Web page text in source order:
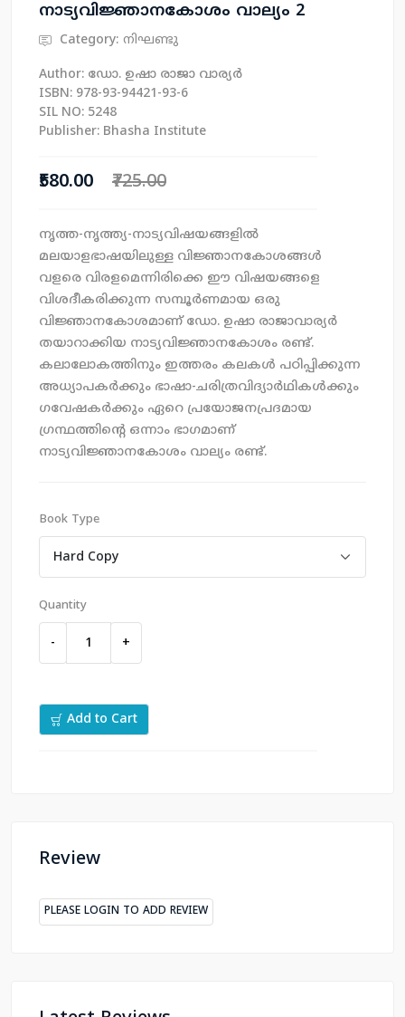
നാട്യവിജ്ഞാനകോശം വാല്യം 2
Category: നിഘണ്ടു
Author: ഡോ. ഉഷാ രാജാ വാര്യര്‍
ISBN: 978-93-94421-93-6
SIL NO: 5248
Publisher: Bhasha Institute
₹580.00 ₹725.00
നൃത്ത-നൃത്ത്യ-നാട്യവിഷയങ്ങളിൽ
മലയാളഭാഷയിലുള്ള വിജ്ഞാനകോശങ്ങൾ
വളരെ വിരളമെന്നിരിക്കെ ഈ വിഷയങ്ങളെ
വിശദീകരിക്കുന്ന സമ്പൂർണമായ ഒരു
വിജ്ഞാനകോശമാണ് ഡോ. ഉഷാ രാജാവാര്യർ
തയാറാക്കിയ നാട്യവിജ്ഞാനകോശം രണ്ട്.
കലാലോകത്തിനും ഇത്തരം കലകൾ പഠിപ്പിക്കുന്ന
അധ്യാപകർക്കും ഭാഷാ-ചരിത്രവിദ്യാർഥികൾക്കും
ഗവേഷകർക്കും ഏറെ പ്രയോജനപ്രദമായ
ഗ്രന്ഥത്തിന്റെ ഒന്നാം ഭാഗമാണ്
നാട്യവിജ്ഞാനകോശം വാല്യം രണ്ട്.
Book Type
Quantity
- +
Add to Cart
Review
PLEASE LOGIN TO ADD REVIEW